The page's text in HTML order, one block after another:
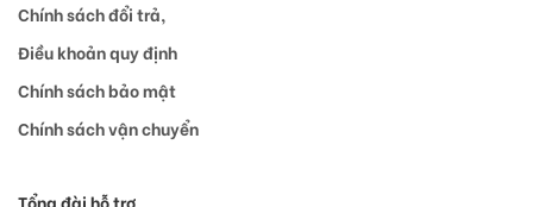
Chính sách đổi trả,
Điều khoản quy định
Chính sách bảo mật
Chính sách vận chuyển
Tổng đài hỗ trợ